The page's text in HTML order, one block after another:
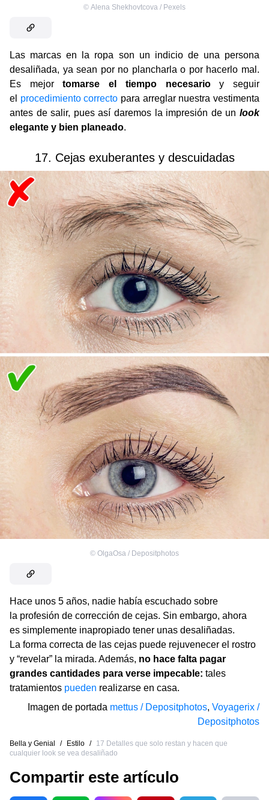
© Alena Shekhovtcova / Pexels
Las marcas en la ropa son un indicio de una persona
desaliñada, ya sean por no plancharla o por hacerlo mal.
Es mejortomarse el tiempo necesarioy seguir
el procedimiento correcto para arreglar nuestra vestimenta
antes de salir, pues así daremos la impresión de un look
elegante y bien planeado.
17. Cejas exuberantes y descuidadas
© OlgaOsa / Depositphotos
Hace unos 5 años, nadie había escuchado sobre
la profesión de corrección de cejas. Sin embargo, ahora
es simplemente inapropiado tener unas desaliñadas.
La forma correcta de las cejas puede rejuvenecer el rostro
y “revelar” la mirada. Además, no hace falta pagar
grandes cantidades para verse impecable: tales
tratamientos pueden realizarse en casa.
Imagen de portada mettus / Depositphotos, Voyagerix /
Depositphotos
Bella y Genial / Estilo /
17 Detalles que solo restan y hacen que
cualquier look se vea desaliñado
Compartir este artículo